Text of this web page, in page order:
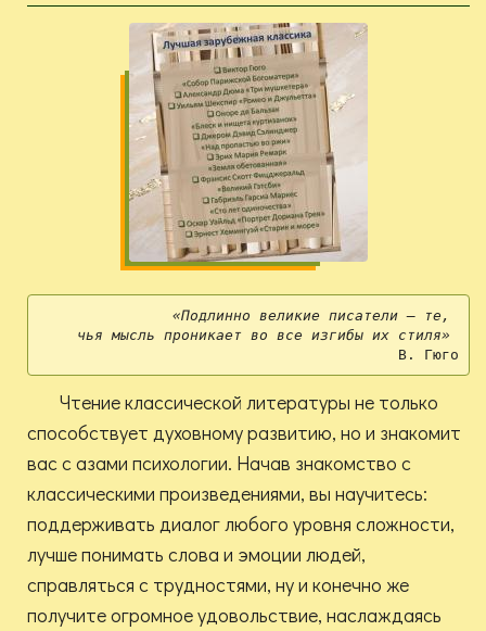
«Подлинно великие писатели — те,
чья мысль проникает во все изгибы их стиля»
В. Гюго
Чтение классической литературы не только
способствует духовному развитию, но и знакомит
вас с азами психологии. Начав знакомство с
классическими произведениями, вы научитесь:
поддерживать диалог любого уровня сложности,
лучше понимать слова и эмоции людей,
справляться с трудностями, ну и конечно же
получите огромное удовольствие, наслаждаясь